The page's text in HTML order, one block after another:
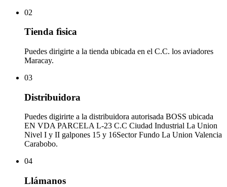
02
Tienda fìsica
Puedes dirigirte a la tienda ubicada en el C.C. los aviadores
Maracay.
03
Distribuidora
Puedes digirirte a la distribuidora autorisada BOSS ubicada
EN VDA PARCELA L-23 C.C Ciudad Industrial La Union
Nivel I y II galpones 15 y 16Sector Fundo La Union Valencia
Carabobo.
04
Llámanos